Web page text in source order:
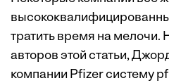
тратить время на мелочи.
авторов этой статьи,
компании Pfizer систему